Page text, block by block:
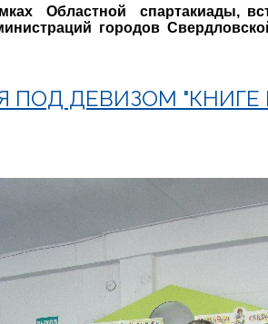
Областной спартакиады,
городов
ПОД ДЕВИЗОМ